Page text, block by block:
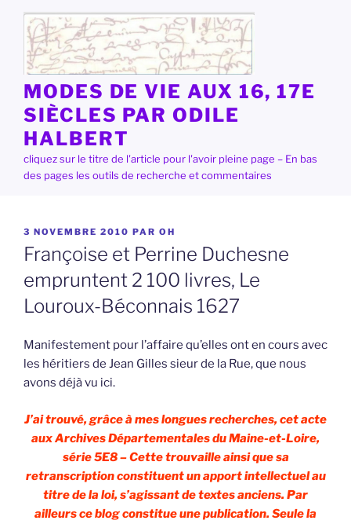
contenu
principal
MODES DE VIE AUX 16, 17E
SIÈCLES PAR ODILE
HALBERT
cliquez sur le titre de l'article pour l'avoir pleine page – En bas
des pages les outils de recherche et commentaires
PUBLIÉ
LE
3 NOVEMBRE 2010 PAR OH
Françoise et Perrine Duchesne
empruntent 2 100 livres, Le
Louroux-Béconnais 1627
Manifestement pour l’affaire qu’elles ont en cours avec
les héritiers de Jean Gilles sieur de la Rue, que nous
avons déjà vu ici.
J’ai trouvé, grâce à mes longues recherches, cet acte
aux Archives Départementales du Maine-et-Loire,
série 5E8 – Cette trouvaille ainsi que sa
retranscription constituent un apport intellectuel au
titre de la loi, s’agissant de textes anciens. Par
ailleurs ce blog constitue une publication. Seule la